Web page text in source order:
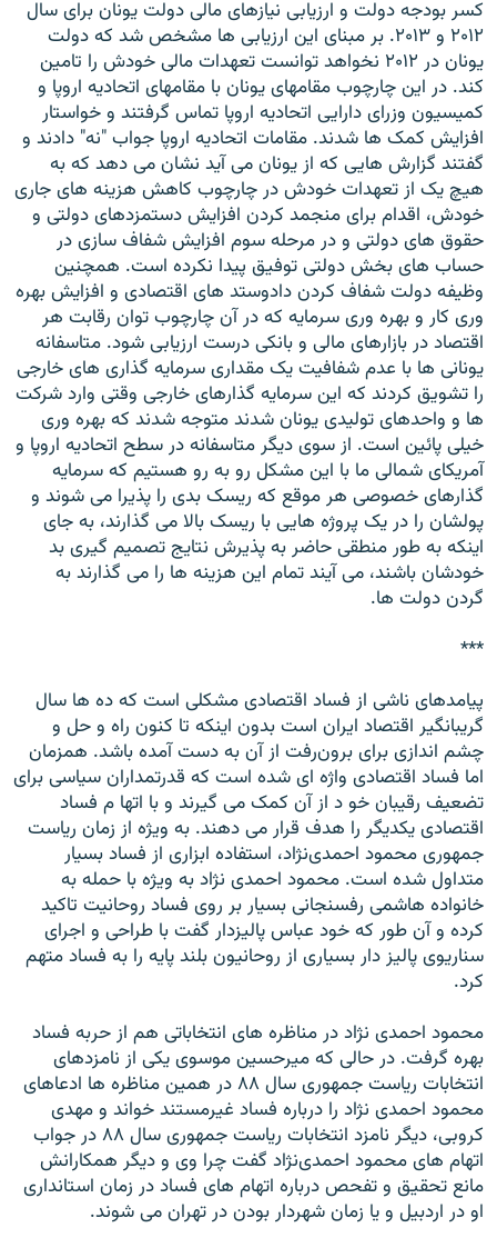
کسر بودجه دولت و ارزیابى نیازهاى مالى دولت یونان براى سال
۲۰۱۲ و ۲۰۱۳. بر مبناى این ارزیابى ها مشخص شد که دولت
یونان در ۲۰۱۲ نخواهد توانست تعهدات مالى خودش را تامین
کند. در این چارچوب مقامهاى یونان با مقامهاى اتحادیه اروپا و
کمیسیون وزراى دارایى اتحادیه اروپا تماس گرفتند و خواستار
افزایش کمک ها شدند. مقامات اتحادیه اروپا جواب "نه" دادند و
گفتند گزارش هایى که از یونان مى آید نشان مى دهد که به
هیچ یک از تعهدات خودش در چارچوب کاهش هزینه هاى جارى
خودش، اقدام براى منجمد کردن افزایش دستمزدهاى دولتى و
حقوق هاى دولتى و در مرحله سوم افزایش شفاف سازى در
حساب هاى بخش دولتى توفیق پیدا نکرده است. همچنین
وظیفه دولت شفاف کردن دادوستد هاى اقتصادى و افزایش بهره
ورى کار و بهره ورى سرمایه که در آن چارچوب توان رقابت هر
اقتصاد در بازارهاى مالى و بانکى درست ارزیابى شود. متاسفانه
یونانى ها با عدم شفافیت یک مقدارى سرمایه گذارى هاى خارجى
را تشویق کردند که این سرمایه گذارهاى خارجى وقتى وارد شرکت
ها و واحدهاى تولیدى یونان شدند متوجه شدند که بهره ورى
خیلى پائین است. از سوى دیگر متاسفانه در سطح اتحادیه اروپا و
آمریکاى شمالى ما با این مشکل رو به رو هستیم که سرمایه
گذارهاى خصوصى هر موقع که ریسک بدى را پذیرا مى شوند و
پولشان را در یک پروژه هایى با ریسک بالا مى گذارند، به جاى
اینکه به طور منطقى حاضر به پذیرش نتایج تصمیم گیرى بد
خودشان باشند، مى آیند تمام این هزینه ها را مى گذارند به
گردن دولت ها.
***
پیامدهاى ناشى از فساد اقتصادى مشکلى است که ده ها سال
گریبانگیر اقتصاد ایران است بدون اینکه تا کنون راه و حل و
چشم اندازى براى برون‌رفت از آن به دست آمده باشد. همزمان
اما فساد اقتصادى واژه اى شده است که قدرتمداران سیاسى براى
تضعیف رقیبان خو د از آن کمک مى گیرند و با اتها م فساد
اقتصادى یکدیگر را هدف قرار مى دهند. به ویژه از زمان ریاست
جمهورى محمود احمدى‌نژاد، استفاده ابزارى از فساد بسیار
متداول شده است. محمود احمدى نژاد به ویژه با حمله به
خانواده هاشمى رفسنجانى بسیار بر روى فساد روحانیت تاکید
کرده و آن طور که خود عباس پالیزدار گفت با طراحى و اجراى
سناریوى پالیز دار بسیارى از روحانیون بلند پایه را به فساد متهم
کرد.
محمود احمدى نژاد در مناظره هاى انتخاباتى هم از حربه فساد
بهره گرفت. در حالى که میرحسین موسوى یکى از نامزدهاى
انتخابات ریاست جمهورى سال ۸۸ در همین مناظره ها ادعاهاى
محمود احمدى نژاد را درباره فساد غیرمستند خواند و مهدى
کروبى، دیگر نامزد انتخابات ریاست جمهورى سال ۸۸ در جواب
اتهام هاى محمود احمدى‌نژاد گفت چرا وى و دیگر همکارانش
مانع تحقیق و تفحص درباره اتهام هاى فساد در زمان استاندارى
او در اردبیل و یا زمان شهردار بودن در تهران مى شوند.